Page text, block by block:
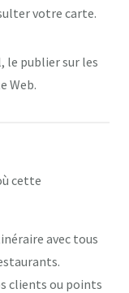
votre carte.
le publier sur les
Web.
cette
avec tous
clients ou points